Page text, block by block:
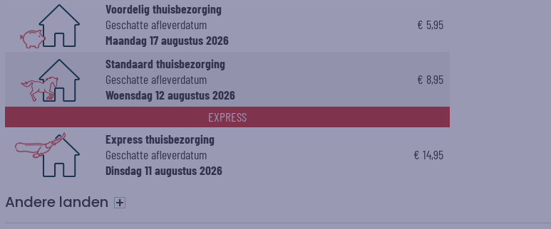
Voordelig thuisbezorging
Geschatte afleverdatum
Maandag 17 augustus 2026
€ 5,95
Standaard thuisbezorging
Geschatte afleverdatum
Woensdag 12 augustus 2026
€ 8,95
EXPRESS
Express thuisbezorging
Geschatte afleverdatum
Dinsdag 11 augustus 2026
€ 14,95
Andere landen +